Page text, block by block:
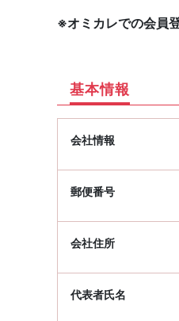
※オミカレでの会員
基本情報
会社情報
郵便番号
会社住所
代表者氏名